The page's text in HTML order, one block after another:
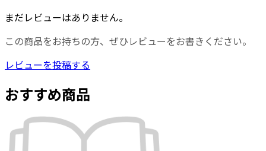
まだレビューはありません。
この商品をお持ちの方、ぜひレビューをお書きください。
レビューを投稿する
おすすめ商品